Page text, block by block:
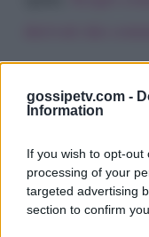
gossipetv.com -
Information
If you wish to opt-
processing of your
targeted advertising
section to confirm